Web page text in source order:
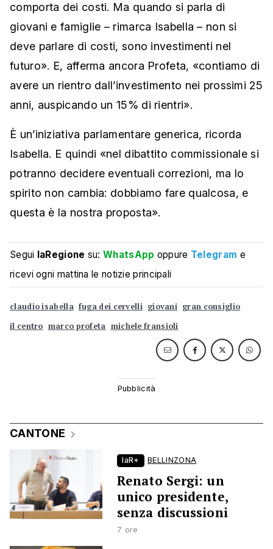
comporta dei costi. Ma quando si parla di
giovani e famiglie – rimarca Isabella – non si
deve parlare di costi, sono investimenti nel
futuro». E, afferma ancora Profeta, «contiamo di
avere un rientro dall’investimento nei prossimi 25
anni, auspicando un 15% di rientri».
È un’iniziativa parlamentare generica, ricorda
Isabella. E quindi «nel dibattito commissionale si
potranno decidere eventuali correzioni, ma lo
spirito non cambia: dobbiamo fare qualcosa, e
questa è la nostra proposta».
Segui laRegione su:WhatsApp oppure Telegram e
ricevi ogni mattina le notizie principali
claudio isabella fuga dei cervelli giovani gran consiglio
il centro marco profeta michele fransioli
CANTONE
laR+ BELLINZONA
Renato Sergi: un
unico presidente,
senza discussioni
7 ore